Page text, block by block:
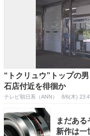
“トクリュウ”トップの
石店付近を徘徊か
テレビ朝日系（ANN） 8/6(木)
まだあ
新作は一